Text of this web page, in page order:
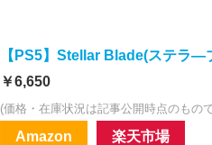
【PS5】Stellar Blade(ステラ―
￥6,650
(価格・在庫状況は記事公開時点のもの
Amazon 楽天市場